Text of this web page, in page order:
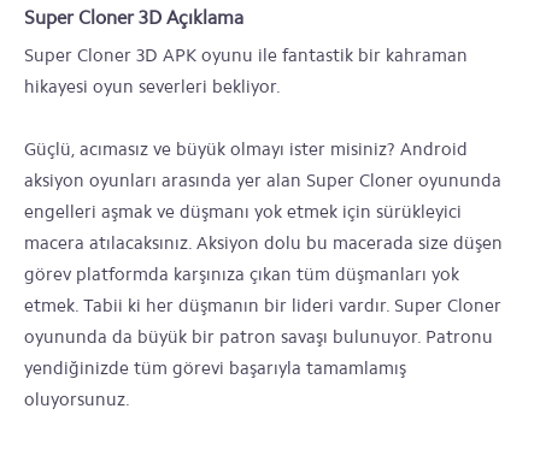
Super Cloner 3D Açıklama
Super Cloner 3D APK oyunu ile fantastik bir kahraman
hikayesi oyun severleri bekliyor.
Güçlü, acımasız ve büyük olmayı ister misiniz? Android
aksiyon oyunları arasında yer alan Super Cloner oyununda
engelleri aşmak ve düşmanı yok etmek için sürükleyici
macera atılacaksınız. Aksiyon dolu bu macerada size düşen
görev platformda karşınıza çıkan tüm düşmanları yok
etmek. Tabii ki her düşmanın bir lideri vardır. Super Cloner
oyununda da büyük bir patron savaşı bulunuyor. Patronu
yendiğinizde tüm görevi başarıyla tamamlamış
oluyorsunuz.